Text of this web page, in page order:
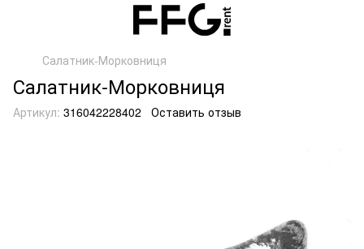
Салатник-Морковниця
Салатник-Морковниця
Артикул: 316042228402 Оставить отзыв